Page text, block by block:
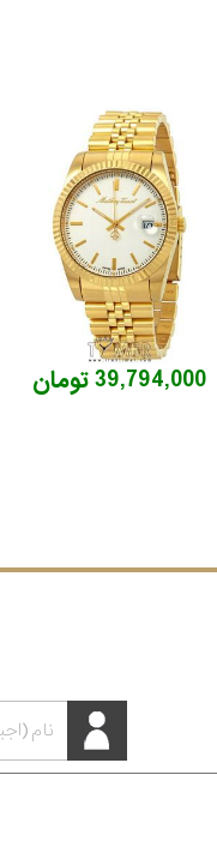
39,794,000 تومان